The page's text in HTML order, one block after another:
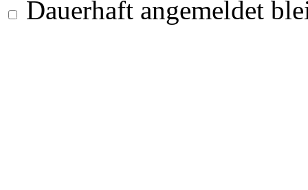
Dauerhaft angemeldet